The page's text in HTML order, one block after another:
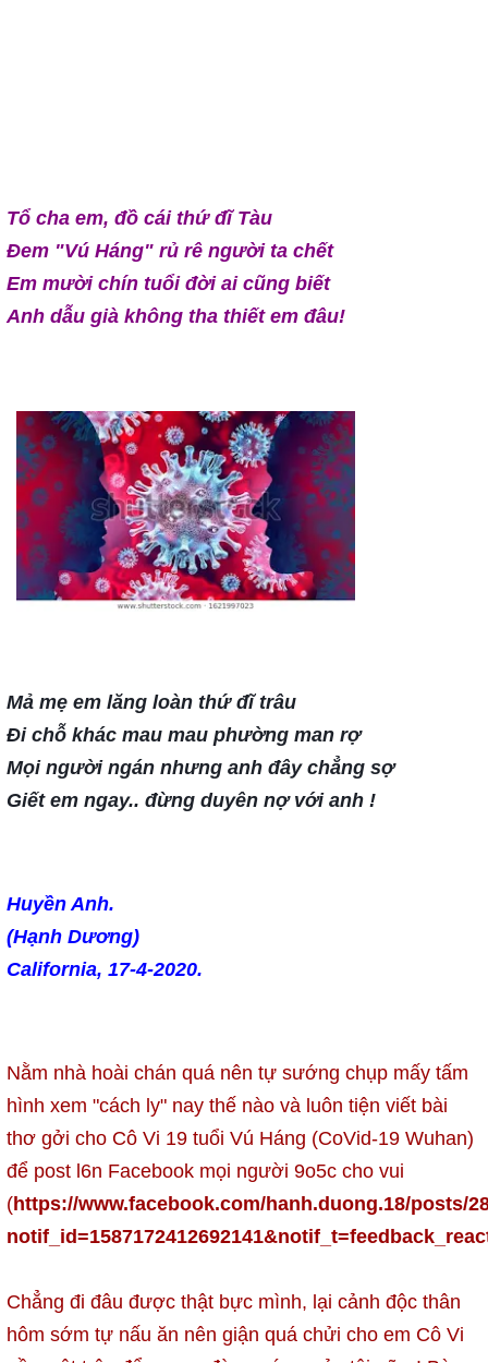
Tổ cha em, đồ cái thứ đĩ Tàu
Đem "Vú Háng" rủ rê người ta chết
Em mười chín tuổi đời ai cũng biết
Anh dẫu già không tha thiết em đâu!
Mả mẹ em lăng loàn thứ đĩ trâu
Đi chỗ khác mau mau phường man rợ
Mọi người ngán nhưng anh đây chẳng sợ
Giết em ngay.. đừng duyên nợ với anh !
Huyền Anh.
(Hạnh Dương)
California, 17-4-2020.
Nằm nhà hoài chán quá nên tự sướng chụp mấy tấm
hình xem "cách ly" nay thế nào và luôn tiện viết bài
thơ gởi cho Cô Vi 19 tuổi Vú Háng (CoVid-19 Wuhan)
để post l6n Facebook mọi người 9o5c cho vui
(https://www.facebook.com/hanh.duong.18/posts/
Chẳng đi đâu được thật bực mình, lại cảnh độc thân
hôm sớm tự nấu ăn nên giận quá chửi cho em Cô Vi